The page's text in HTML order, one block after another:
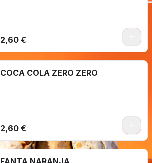
2,60 €
COCA COLA ZERO ZERO
2,60 €